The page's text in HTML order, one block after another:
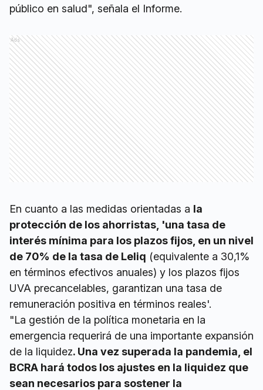
público en salud", señala el Informe.
Ads
En cuanto a las medidas orientadas a la
protección de los ahorristas, 'una tasa de
interés mínima para los plazos fijos, en un nivel
de 70% de la tasa de Leliq (equivalente a 30,1%
en términos efectivos anuales) y los plazos fijos
UVA precancelables, garantizan una tasa de
remuneración positiva en términos reales'.
"La gestión de la política monetaria en la
emergencia requerirá de una importante expansión
de la liquidez. Una vez superada la pandemia, el
BCRA hará todos los ajustes en la liquidez que
sean necesarios para sostener la